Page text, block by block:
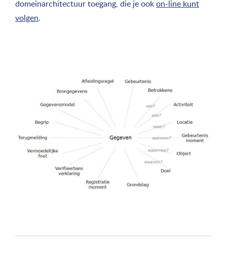
domeinarchitectuur toegang, die je ookon-line kunt
volgen.